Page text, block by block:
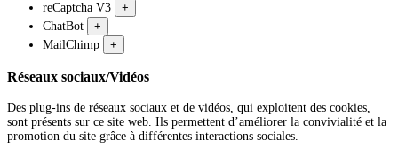
reCaptcha V3
+
ChatBot
+
MailChimp
+
Réseaux sociaux/Vidéos
Des plug-ins de réseaux sociaux et de vidéos, qui exploitent des cookies,
sont présents sur ce site web. Ils permettent d’améliorer la convivialité et la
promotion du site grâce à différentes interactions sociales.